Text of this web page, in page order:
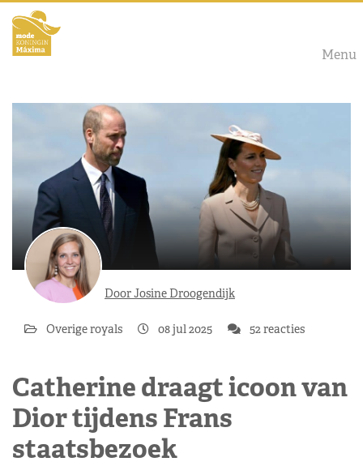
Menu
Door Josine Droogendijk
Overige royals 08 jul 2025 52 reacties
Catherine draagt icoon van
Dior tijdens Frans
staatsbezoek